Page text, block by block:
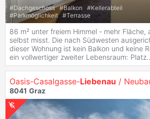
#Dachgeschoss #Balkon #Kellerabteil
#Parkmöglichkeit #Terrasse
86 m² unter freiem Himmel - mehr Fläche,
selbst misst. Die nach Südwesten
dieser Wohnung ist kein Balkon und keine
ein vollwertiger zweiter Lebensraum: Platz
Oasis-Casalgasse-Liebenau /
8041 Graz